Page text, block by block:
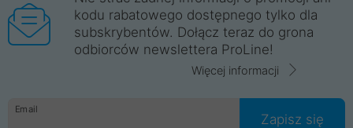
kodu rabatowego dostępnego tylko dla
subskrybentów. Dołącz teraz do grona
odbiorców newslettera ProLine!
Więcej informacji
Email
Zapisz się